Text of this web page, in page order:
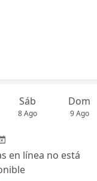
Sáb
8 Ago
Dom
9 Ago
en línea no está